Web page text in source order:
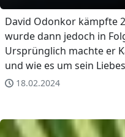
David Odonkor kämpfte
wurde dann jedoch in
Ursprünglich machte er
und wie es um sein
18.02.2024